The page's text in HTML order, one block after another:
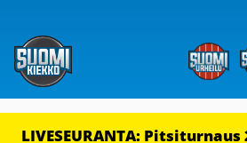
LIVESEURANTA: Pitsiturnaus